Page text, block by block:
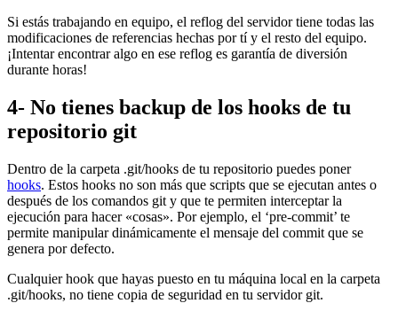
Si estás trabajando en equipo, el reflog del servidor tiene todas las
modificaciones de referencias hechas por tí y el resto del equipo.
¡Intentar encontrar algo en ese reflog es garantía de diversión
durante horas!
4- No tienes backup de los hooks de tu
repositorio git
Dentro de la carpeta .git/hooks de tu repositorio puedes poner
hooks. Estos hooks no son más que scripts que se ejecutan antes o
después de los comandos git y que te permiten interceptar la
ejecución para hacer «cosas». Por ejemplo, el ‘pre-commit’ te
permite manipular dinámicamente el mensaje del commit que se
genera por defecto.
Cualquier hook que hayas puesto en tu máquina local en la carpeta
.git/hooks, no tiene copia de seguridad en tu servidor git.